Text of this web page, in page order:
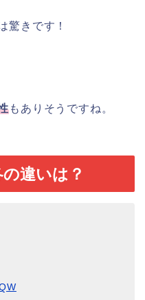
驚きです！
もありそうですね。
違いは？